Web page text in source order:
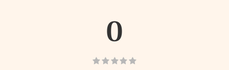
0